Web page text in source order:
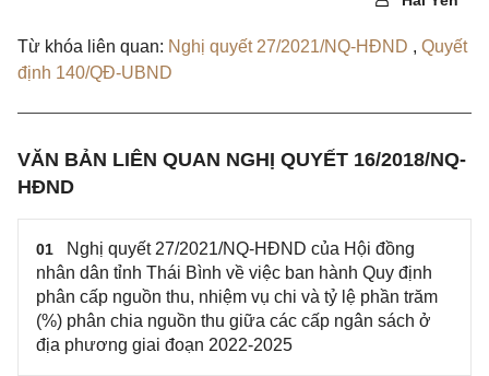
Từ khóa liên quan: Nghị quyết 27/2021/NQ-HĐND , Quyết
định 140/QĐ-UBND
VĂN BẢN LIÊN QUAN NGHỊ QUYẾT 16/2018/NQ-
HĐND
01
Nghị quyết 27/2021/NQ-HĐND của Hội đồng
nhân dân tỉnh Thái Bình về việc ban hành Quy định
phân cấp nguồn thu, nhiệm vụ chi và tỷ lệ phần trăm
(%) phân chia nguồn thu giữa các cấp ngân sách ở
địa phương giai đoạn 2022-2025